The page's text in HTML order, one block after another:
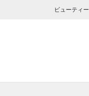
ビューティー